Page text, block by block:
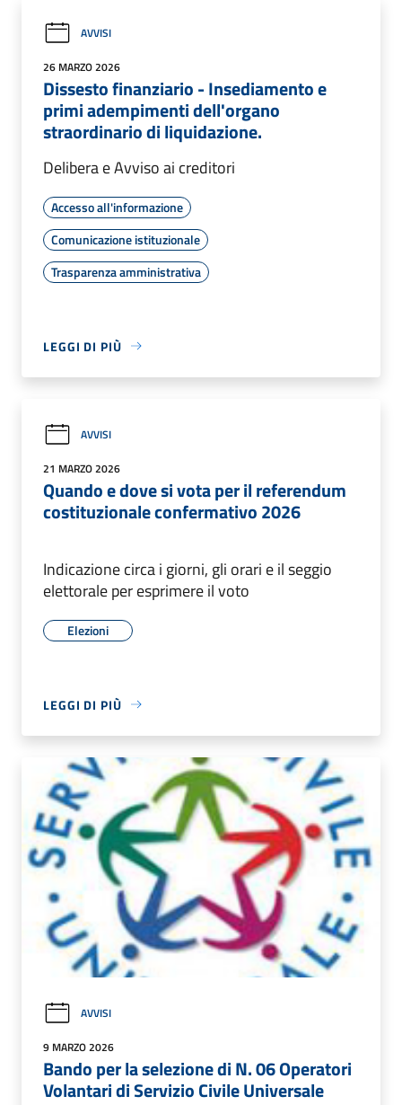
AVVISI
26 MARZO 2026
Dissesto finanziario - Insediamento e
primi adempimenti dell'organo
straordinario di liquidazione.
Delibera e Avviso ai creditori
Accesso all'informazione
Comunicazione istituzionale
Trasparenza amministrativa
LEGGI DI PIÙ
AVVISI
21 MARZO 2026
Quando e dove si vota per il referendum
costituzionale confermativo 2026
Indicazione circa i giorni, gli orari e il seggio
elettorale per esprimere il voto
Elezioni
LEGGI DI PIÙ
AVVISI
9 MARZO 2026
Bando per la selezione di N. 06 Operatori
Volantari di Servizio Civile Universale